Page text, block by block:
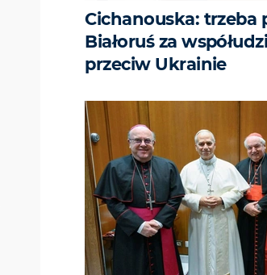
Cichanouska: trzeba
Białoruś za
przeciw Ukrainie